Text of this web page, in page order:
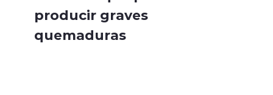
producir graves
quemaduras